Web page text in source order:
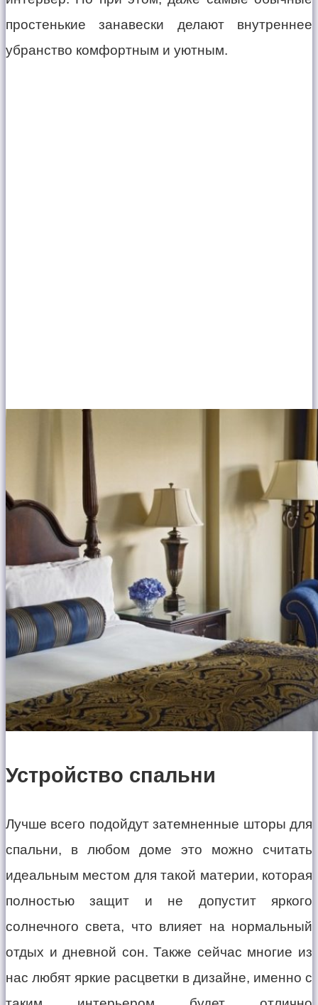
простенькие занавески делают внутреннее
убранство комфортным и уютным.
Устройство спальни
Лучше всего подойдут затемненные шторы для
спальни, в любом доме это можно считать
идеальным местом для такой материи, которая
полностью защит и не допустит яркого
солнечного света, что влияет на нормальный
отдых и дневной сон. Также сейчас многие из
нас любят яркие расцветки в дизайне, именно с